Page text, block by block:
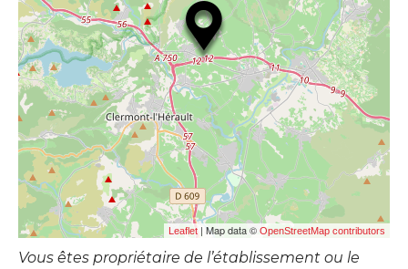
Leaflet | Map data © OpenStreetMap contributors
Vous êtes propriétaire de l’établissement ou le